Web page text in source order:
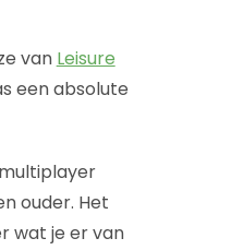
van Leisure
een absolute
ouder. Het
wat je er van